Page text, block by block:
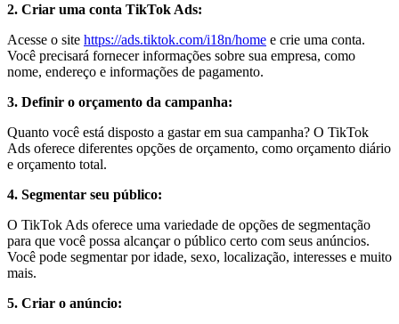
2. Criar uma conta TikTok Ads:
Acesse o site https://ads.tiktok.com/i18n/home e crie uma conta.
Você precisará fornecer informações sobre sua empresa, como
nome, endereço e informações de pagamento.
3. Definir o orçamento da campanha:
Quanto você está disposto a gastar em sua campanha? O TikTok
Ads oferece diferentes opções de orçamento, como orçamento diário
e orçamento total.
4. Segmentar seu público:
O TikTok Ads oferece uma variedade de opções de segmentação
para que você possa alcançar o público certo com seus anúncios.
Você pode segmentar por idade, sexo, localização, interesses e muito
mais.
5. Criar o anúncio: